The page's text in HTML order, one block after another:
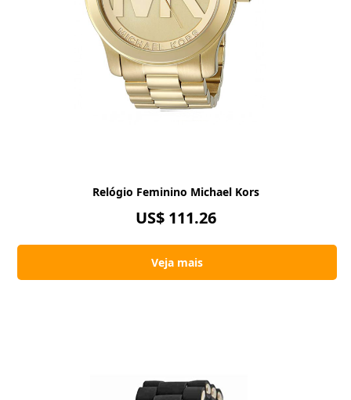
Relógio Feminino Michael Kors
US$ 111.26
Veja mais